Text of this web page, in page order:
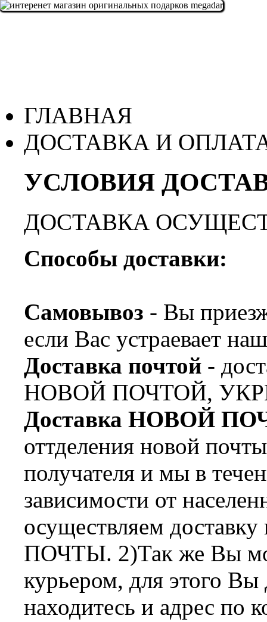
ГЛАВНАЯ
ДОСТАВКА И
УСЛОВИЯ
ДОСТАВКА
Способы доставки:
Самовывоз - Вы
если Вас устраевает
Доставка почтой -
НОВОЙ ПОЧТОЙ,
Доставка НОВОЙ
оттделения новой
получателя и мы в
зависимости от
осуществляем
ПОЧТЫ. 2)Так же Вы
курьером, для этого
находитесь и адрес по